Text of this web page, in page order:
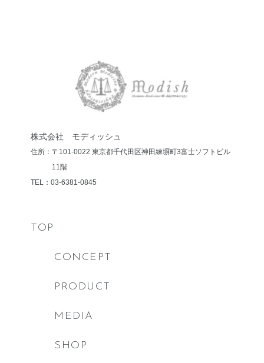
株式会社 モディッシュ
住所：〒101-0022 東京都千代田区神田練塀町3富士ソフトビル
11階
TEL：03-6381-0845
TOP
CONCEPT
PRODUCT
MEDIA
SHOP